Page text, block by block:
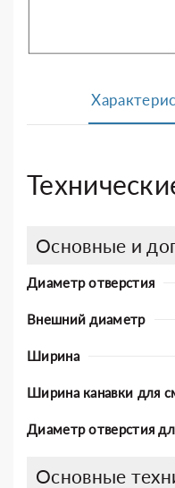
Основные и
Диаметр отверстия
Внешний диаметр
Ширина
Ширина канавки для
Диаметр отверстия
Основные